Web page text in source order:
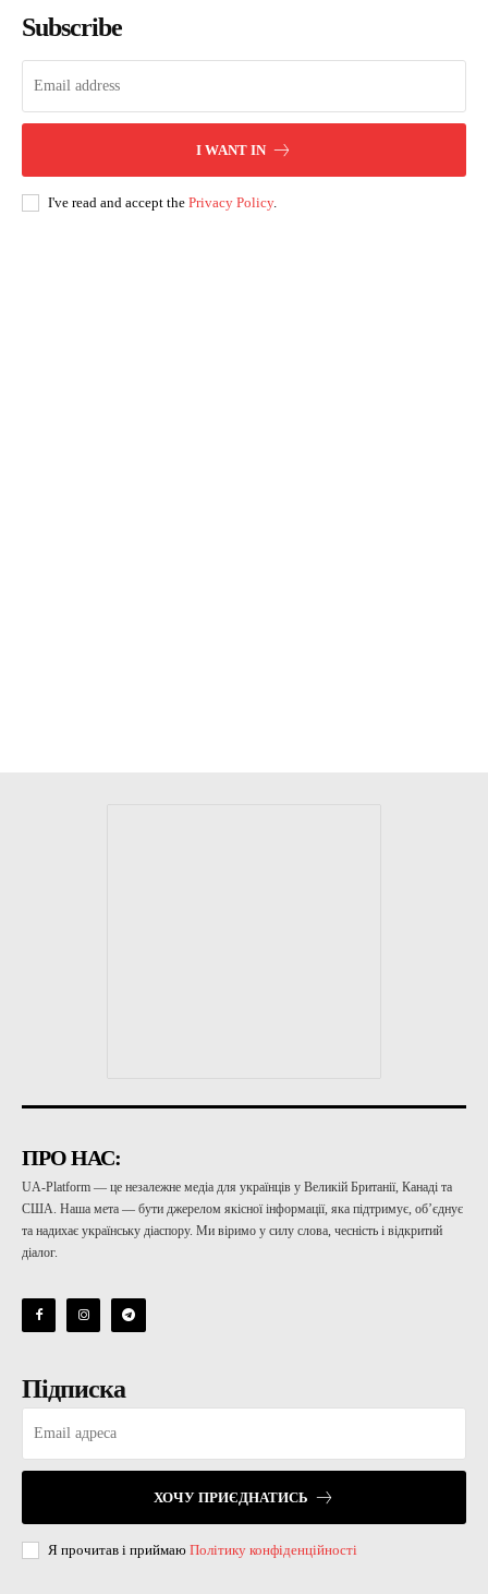
Subscribe
I WANT IN
I've read and accept the Privacy Policy.
ПРО НАС:
UA-Platform — це незалежне медіа для українців у Великій Британії, Канаді та
США. Наша мета — бути джерелом якісної інформації, яка підтримує, об’єднує
та надихає українську діаспору. Ми віримо у силу слова, чесність і відкритий
діалог.
Підписка
ХОЧУ ПРИЄДНАТИСЬ
Я прочитав і приймаю Політику конфіденційності